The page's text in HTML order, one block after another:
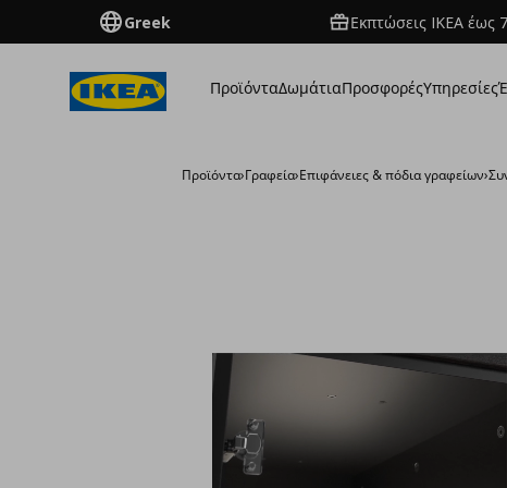
Greek Εκπτώσεις IKEA έως
ΠροϊόνταΔωμάτιαΠροσφορέςΥπηρεσίες
Προϊόντα›Γραφεία›Επιφάνειες & πόδια γραφείων›